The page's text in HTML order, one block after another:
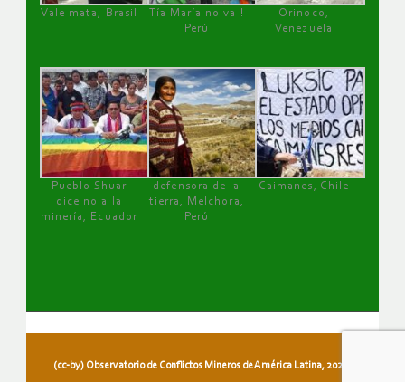
Vale mata, Brasil
Tía María no va !
Perú
Orinoco,
Venezuela
Pueblo Shuar
dice no a la
minería, Ecuador
defensora de la
tierra, Melchora,
Perú
Caimanes, Chile
(cc-by) Observatorio de Conflictos Mineros de América Latina, 2026